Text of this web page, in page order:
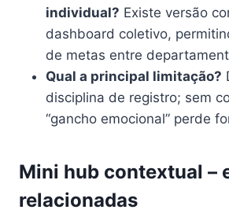
individual? Existe versão
dashboard coletivo,
de metas entre
Qual a principal limitação?
disciplina de registro; sem
“gancho emocional” perde
Mini hub contextual –
relacionadas